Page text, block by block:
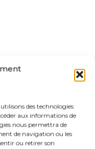
des technologies
aux informations de
nous permettra de
de navigation ou les
ou retirer son